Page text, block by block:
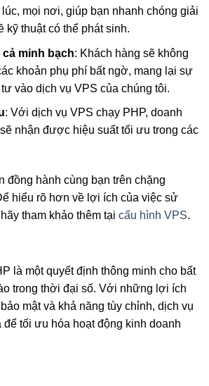
mọi nơi, giúp bạn nhanh chóng giải
kỹ thuật có thể phát sinh.
minh bạch: Khách hàng sẽ không
khoản phụ phí bất ngờ, mang lại sự
vào dịch vụ VPS của chúng tôi.
: Với dịch vụ VPS chạy PHP, doanh
nhận được hiệu suất tối ưu trong các
đồng hành cùng bạn trên chặng
hiểu rõ hơn về lợi ích của việc sử
tham khảo thêm tại cấu hình VPS.
là một quyết định thông minh cho bất
trong thời đại số. Với những lợi ích
mật và khả năng tùy chỉnh, dịch vụ
để tối ưu hóa hoạt động kinh doanh